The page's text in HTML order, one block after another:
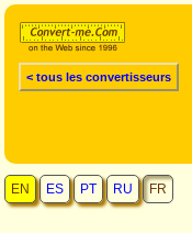
< tous les convertisseurs
EN ES PT RU FR